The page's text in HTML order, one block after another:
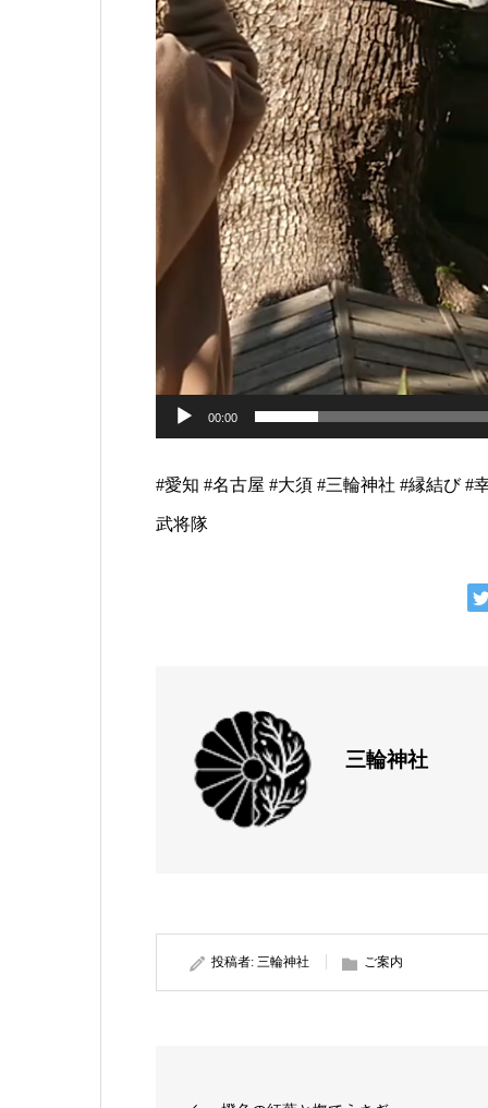
00:00
#愛知 #名古屋 #大須 #三輪神社 #縁結び #
武将隊
三輪神社
投稿者: 三輪神社 ご案内